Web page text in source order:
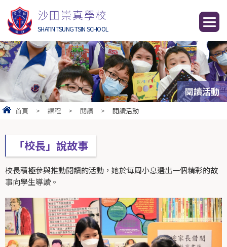
沙田崇真學校
SHATIN TSUNG TSIN SCHOOL
閱讀活動
首頁 > 課程 > 閱讀 > 閱讀活動
「校長」說故事
校長積極參與推動閱讀的活動，她於每周小息選出一個精彩的故
事向學生導讀。